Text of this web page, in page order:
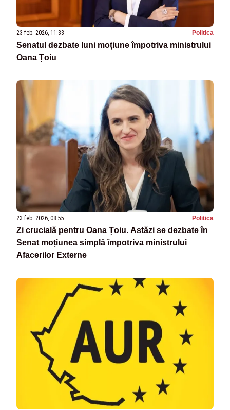
23 feb. 2026, 11:33 Politica
Senatul dezbate luni moțiune împotriva ministrului
Oana Țoiu
23 feb. 2026, 08:55 Politica
Zi crucială pentru Oana Țoiu. Astăzi se dezbate în
Senat moțiunea simplă împotriva ministrului
Afacerilor Externe